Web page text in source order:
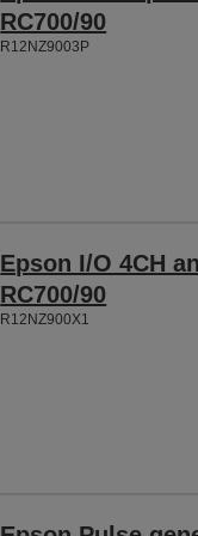
RC700/90
R12NZ9003P
Epson I/O 4CH
RC700/90
R12NZ900X1